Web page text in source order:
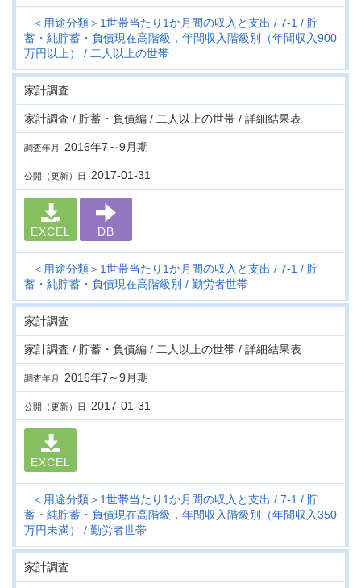
＜用途分類＞1世帯当たり1か月間の収入と支出 7-1
貯
蓄・純貯蓄・負債現在高階級，年間収入階級別（年間収入900
万円以上）
二人以上の世帯
家計調査
家計調査 / 貯蓄・負債編 / 二人以上の世帯 / 詳細結果表
調査年月 2016年7～9月期
公開（更新）日 2017-01-31
EXCEL DB
＜用途分類＞1世帯当たり1か月間の収入と支出 7-1
貯
蓄・純貯蓄・負債現在高階級別
勤労者世帯
家計調査
家計調査 / 貯蓄・負債編 / 二人以上の世帯 / 詳細結果表
調査年月 2016年7～9月期
公開（更新）日 2017-01-31
EXCEL
＜用途分類＞1世帯当たり1か月間の収入と支出 7-1
貯
蓄・純貯蓄・負債現在高階級，年間収入階級別（年間収入350
万円未満）
勤労者世帯
家計調査